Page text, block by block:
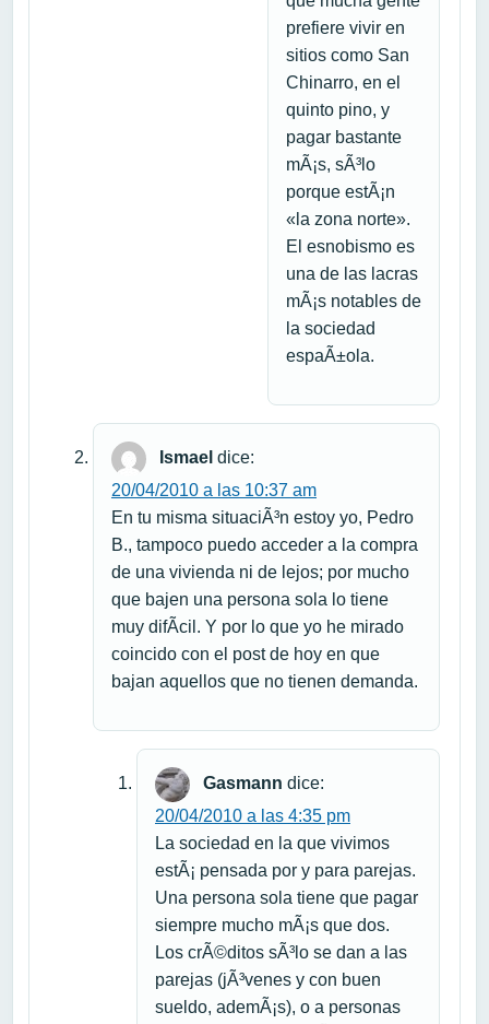
prefiere vivir en
sitios como San
Chinarro, en el
quinto pino, y
pagar bastante
mÃ¡s, sÃ³lo
porque estÃ¡n
«la zona norte».
El esnobismo es
una de las lacras
mÃ¡s notables de
la sociedad
espaÃ±ola.
Ismael dice:
20/04/2010 a las 10:37 am
En tu misma situaciÃ³n estoy yo, Pedro
B., tampoco puedo acceder a la compra
de una vivienda ni de lejos; por mucho
que bajen una persona sola lo tiene
muy difÃ­cil. Y por lo que yo he mirado
coincido con el post de hoy en que
bajan aquellos que no tienen demanda.
Gasmann dice:
20/04/2010 a las 4:35 pm
La sociedad en la que vivimos
estÃ¡ pensada por y para parejas.
Una persona sola tiene que pagar
siempre mucho mÃ¡s que dos.
Los crÃ©ditos sÃ³lo se dan a las
parejas (jÃ³venes y con buen
sueldo, ademÃ¡s), o a personas